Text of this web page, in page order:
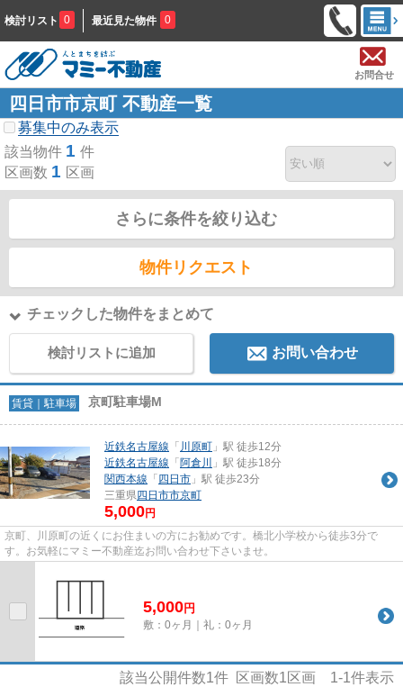
検討リスト 0 最近見た物件 0
お問合せ
四日市市京町 不動産一覧
募集中のみ表示
該当物件 1 件
区画数 1 区画
さらに条件を絞り込む
物件リクエスト
チェックした物件をまとめて
検討リストに追加 お問い合わせ
賃貸｜駐車場 京町駐車場M
近鉄名古屋線 「 川原町 」駅 徒歩12分
近鉄名古屋線 「 阿倉川
」駅 徒歩18分
関西本線 「 四日市 」駅 徒歩23分
三重県四日市市京町
5,000円
京町、川原町の近くにお住まいの方にお勧めです。橋北小学校から徒歩3分で
す。お気軽にマミー不動産迄お問い合わせ下さいませ。
5,000円
敷：0ヶ月｜礼：0ヶ月
該当公開件数1件 区画数1区画 1-1件表示